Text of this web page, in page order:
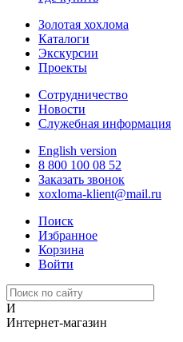
Золотая хохлома
Каталоги
Экскурсии
Проекты
Сотрудничество
Новости
Служебная информация
English version
8 800 100 08 52
Заказать звонок
xoxloma-klient@mail.ru
Поиск
Избранное
Корзина
Войти
И
Интернет-магазин